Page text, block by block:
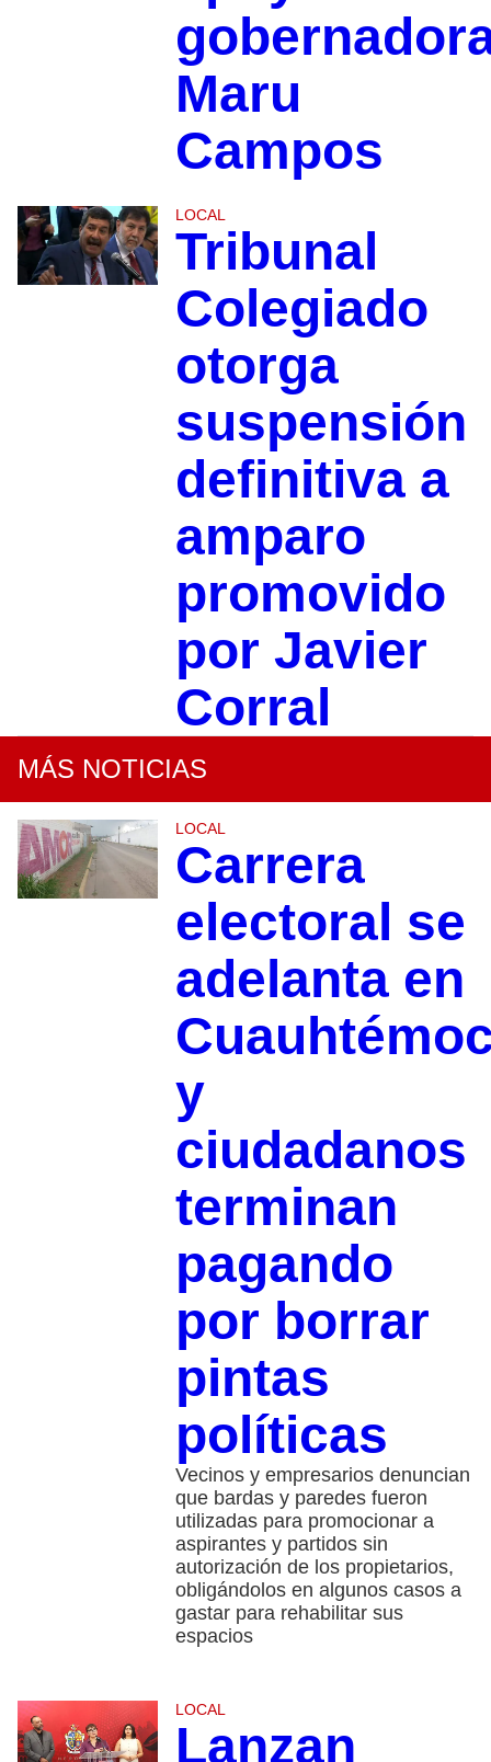
Maru
Campos
LOCAL
Tribunal
Colegiado
otorga
suspensión
definitiva a
amparo
promovido
por Javier
Corral
MÁS NOTICIAS
LOCAL
Carrera
electoral se
adelanta en
y
ciudadanos
terminan
pagando
por borrar
pintas
políticas
Vecinos y empresarios denuncian
que bardas y paredes fueron
utilizadas para promocionar a
aspirantes y partidos sin
autorización de los propietarios,
obligándolos en algunos casos a
gastar para rehabilitar sus
espacios
LOCAL
Lanzan